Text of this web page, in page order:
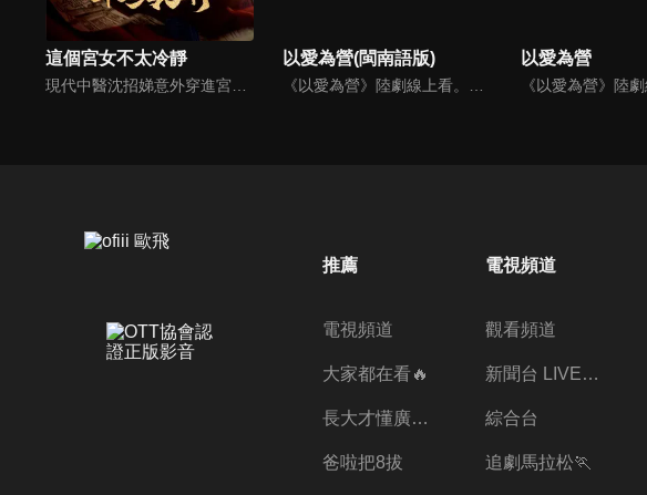
這個宮女不太冷靜 以愛為營(閩南語版) 以愛為營
推薦
電視頻道
大家都在看🔥
長大才懂廣志的偉大
爸啦把8拔
電視頻道
觀看頻道
新聞台 LIVE 直播
綜合台
追劇馬拉松🏃